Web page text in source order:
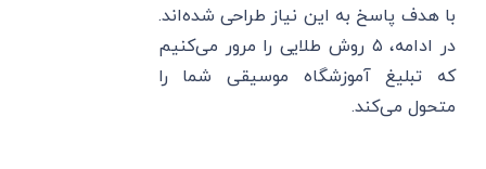
با هدف پاسخ به این نیاز طراحی شده‌اند.
در ادامه، ۵ روش طلایی را مرور می‌کنیم
که تبلیغ آموزشگاه موسیقی شما را
متحول می‌کند.